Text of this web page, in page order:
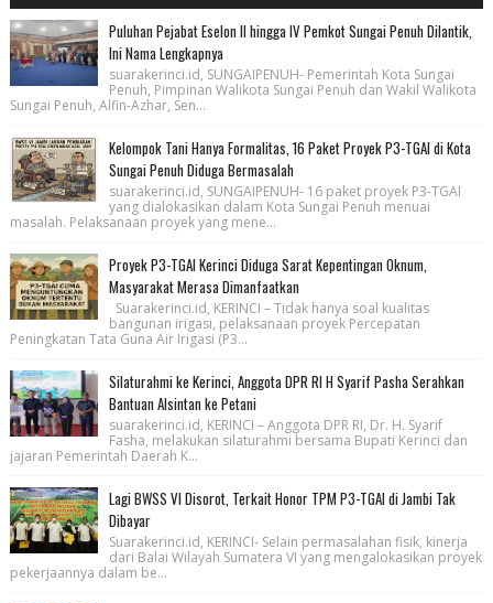
Puluhan Pejabat Eselon II hingga IV Pemkot Sungai Penuh Dilantik,
Ini Nama Lengkapnya
suarakerinci.id, SUNGAIPENUH- Pemerintah Kota Sungai
Penuh, Pimpinan Walikota Sungai Penuh dan Wakil Walikota
Sungai Penuh, Alfin-Azhar, Sen...
Kelompok Tani Hanya Formalitas, 16 Paket Proyek P3-TGAI di Kota
Sungai Penuh Diduga Bermasalah
suarakerinci.id, SUNGAIPENUH- 16 paket proyek P3-TGAI
yang dialokasikan dalam Kota Sungai Penuh menuai
masalah. Pelaksanaan proyek yang mene...
Proyek P3-TGAI Kerinci Diduga Sarat Kepentingan Oknum,
Masyarakat Merasa Dimanfaatkan
Suarakerinci.id, KERINCI – Tidak hanya soal kualitas
bangunan irigasi, pelaksanaan proyek Percepatan
Peningkatan Tata Guna Air Irigasi (P3...
Silaturahmi ke Kerinci, Anggota DPR RI H Syarif Pasha Serahkan
Bantuan Alsintan ke Petani
suarakerinci.id, KERINCI – Anggota DPR RI, Dr. H. Syarif
Fasha, melakukan silaturahmi bersama Bupati Kerinci dan
jajaran Pemerintah Daerah K...
Lagi BWSS VI Disorot, Terkait Honor TPM P3-TGAI di Jambi Tak
Dibayar
Suarakerinci.id, KERINCI- Selain permasalahan fisik, kinerja
dari Balai Wilayah Sumatera VI yang mengalokasikan proyek
pekerjaannya dalam be...